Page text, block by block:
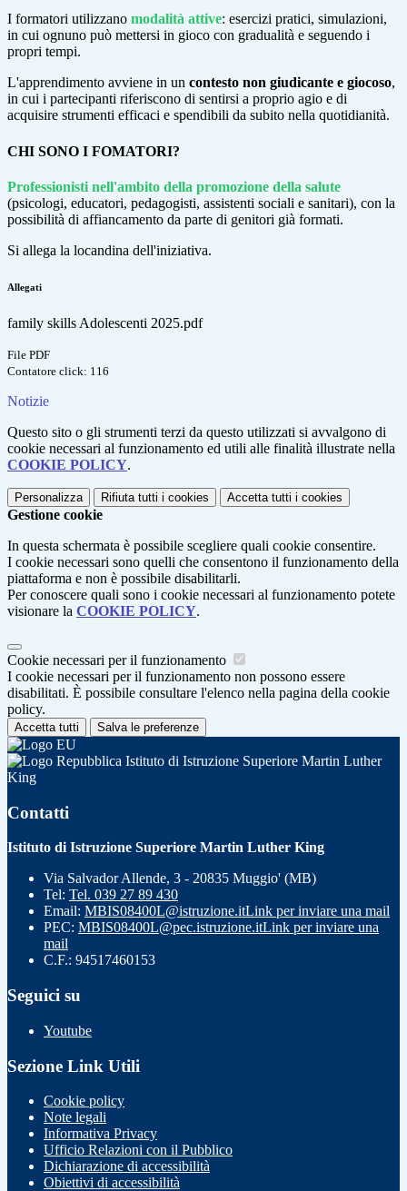
I formatori utilizzano modalità attive: esercizi pratici, simulazioni,
in cui ognuno può mettersi in gioco con gradualità e seguendo i
propri tempi.
L'apprendimento avviene in un contesto non giudicante e giocoso,
in cui i partecipanti riferiscono di sentirsi a proprio agio e di
acquisire strumenti efficaci e spendibili da subito nella quotidianità.
CHI SONO I FOMATORI?
Professionisti nell'ambito della promozione della salute
(psicologi, educatori, pedagogisti, assistenti sociali e sanitari), con la
possibilità di affiancamento da parte di genitori già formati.
Si allega la locandina dell'iniziativa.
Allegati
family skills Adolescenti 2025.pdf
File PDF
Contatore click: 116
Notizie
Questo sito o gli strumenti terzi da questo utilizzati si avvalgono di
cookie necessari al funzionamento ed utili alle finalità illustrate nella
COOKIE POLICY.
Personalizza Rifiuta tutti i cookies Accetta tutti i cookies
Gestione cookie
In questa schermata è possibile scegliere quali cookie consentire.
I cookie necessari sono quelli che consentono il funzionamento della
piattaforma e non è possibile disabilitarli.
Per conoscere quali sono i cookie necessari al funzionamento potete
visionare la COOKIE POLICY.
Cookie necessari per il funzionamento
I cookie necessari per il funzionamento non possono essere
disabilitati. È possibile consultare l'elenco nella pagina della cookie
policy.
Accetta tutti Salva le preferenze
Istituto di Istruzione Superiore Martin Luther
King
Contatti
Istituto di Istruzione Superiore Martin Luther King
Via Salvador Allende, 3 - 20835 Muggio' (MB)
Tel: Tel. 039 27 89 430
Email: MBIS08400L@istruzione.itLink per inviare una mail
PEC: MBIS08400L@pec.istruzione.itLink per inviare una
mail
C.F.: 94517460153
Seguici su
Youtube
Sezione Link Utili
Cookie policy
Note legali
Informativa Privacy
Ufficio Relazioni con il Pubblico
Dichiarazione di accessibilità
Obiettivi di accessibilità